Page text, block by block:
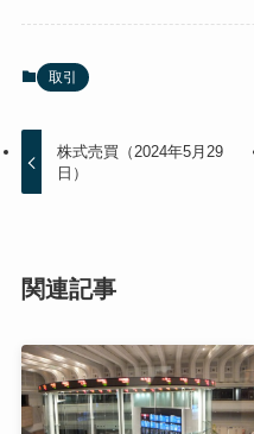
取引
株式売買（2024年5月29
日）
関連記事